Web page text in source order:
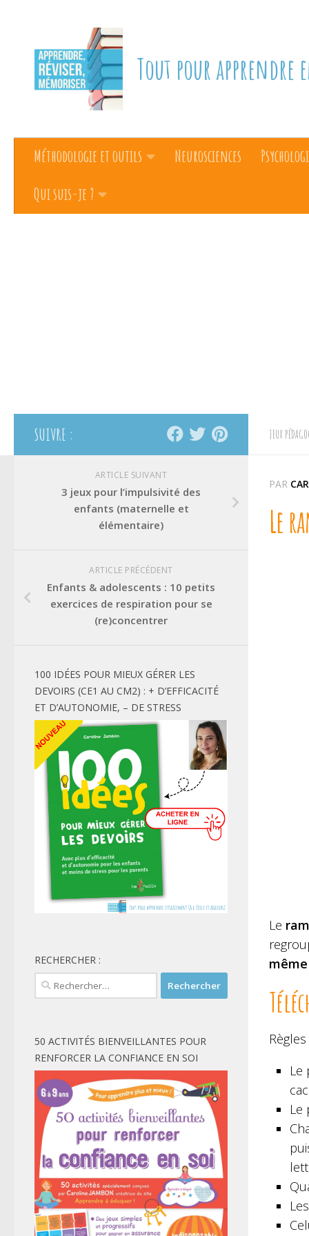
Tout pour
Méthodologie et outils Neurosciences
Qui suis-je ?
JEUX
PAR
Le
Le
Le
Le
SUIVRE :
ARTICLE SUIVANT
3 jeux pour l’impulsivité des
enfants (maternelle et
élémentaire)
ARTICLE PRÉCÉDENT
Enfants & adolescents : 10 petits
exercices de respiration pour se
(re)concentrer
100 IDÉES POUR MIEUX GÉRER LES
DEVOIRS (CE1 AU CM2) : + D’EFFICACITÉ
ET D’AUTONOMIE, – DE STRESS
RECHERCHER :
Rechercher :
50 ACTIVITÉS BIENVEILLANTES POUR
RENFORCER LA CONFIANCE EN SOI